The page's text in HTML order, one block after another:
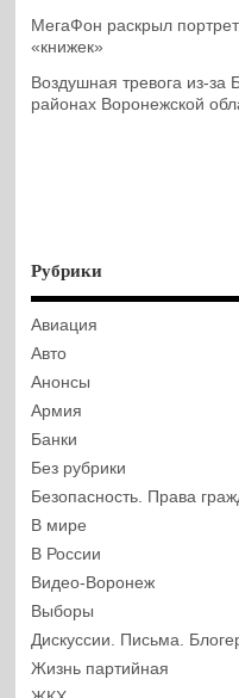
МегаФон раскрыл
«книжек»
Воздушная тревога из-за
районах Воронежской
Рубрики
Авиация
Авто
Анонсы
Армия
Банки
Без рубрики
Безопасность. Права
В мире
В России
Видео-Воронеж
Выборы
Дискуссии. Письма.
Жизнь партийная